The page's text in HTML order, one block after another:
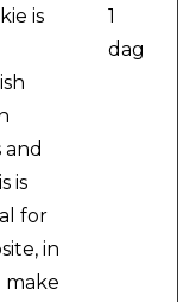
is
and
is
for
in
1
dag